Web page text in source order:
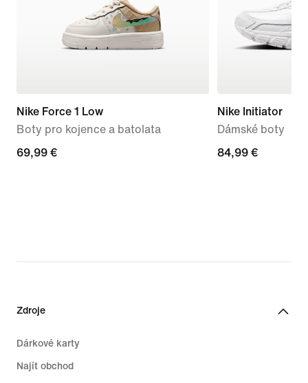
Nike Force 1 Low
Boty pro kojence a batolata
69,99 €
69,99 €
Nike Initiator
Dámské boty
84,99 €
84,99 €
Zdroje
Dárkové karty
Najít obchod